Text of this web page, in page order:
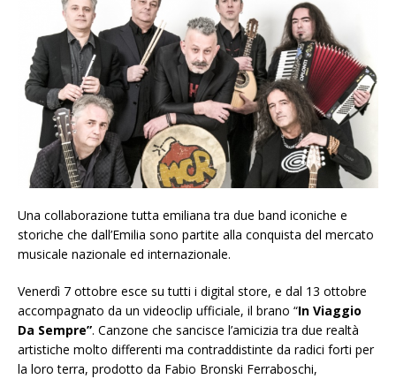
Una collaborazione tutta emiliana tra due band iconiche e
storiche che dall’Emilia sono partite alla conquista del mercato
musicale nazionale ed internazionale.
Venerdì 7 ottobre esce su tutti i digital store, e dal 13 ottobre
accompagnato da un videoclip ufficiale, il brano “In Viaggio
Da Sempre”. Canzone che sancisce l’amicizia tra due realtà
artistiche molto differenti ma contraddistinte da radici forti per
la loro terra, prodotto da Fabio Bronski Ferraboschi,